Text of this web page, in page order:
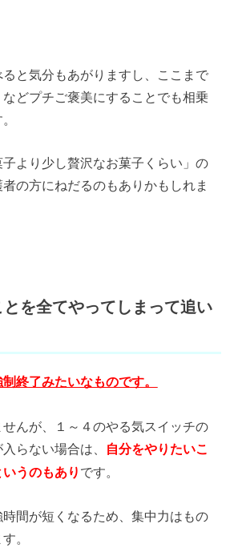
と気分もあがりますし、ここまで
どプチご褒美にすることでも相乗
子より少し贅沢なお菓子くらい」の
の方にねだるのもありかもしれま
とを全てやってしまって追い
終了みたいなものです。
せんが、１～４のやる気スイッチの
らない場合は、
自分をやりたいこ
うのもあり です。
間が短くなるため、集中力はもの
。